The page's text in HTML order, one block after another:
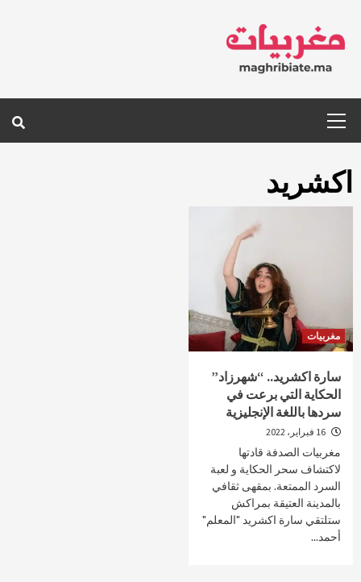
content
Menu
اكشريد
مغربيات
سارة اكشريد.. “شهرزاد”
الحكاية التي برعت في
سردها باللغة الإنجليزية
مغربيات الصدفة قادتها
لاكتشاف سحر الحكاية و لعبة
السرد الممتعة. بمقهى ثقافي
بالمدينة العتيقة بمراكش
ستلتقي سارة اكشريد "المعلم"
أحمد...